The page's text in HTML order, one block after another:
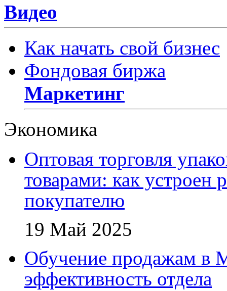
Видео
Как начать свой бизнес
Фондовая биржа
Маркетинг
Экономика
Оптовая торговля
товарами: как устроен
покупателю
19 Май 2025
Обучение продажам в
эффективность отдела